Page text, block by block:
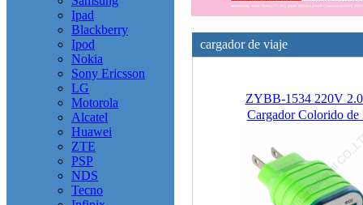
Ipad
Blackberry
Ipod
Nokia
Sony Ericsson
LG
Motorola
Alcatel
Huawei
ZTE
PSP
NDS
Tecno
cargador de viaje
ZYBB-1534 220V
Cargador Colorido de